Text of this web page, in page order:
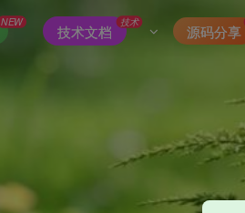
NEW
技术文档
技术
源码分享